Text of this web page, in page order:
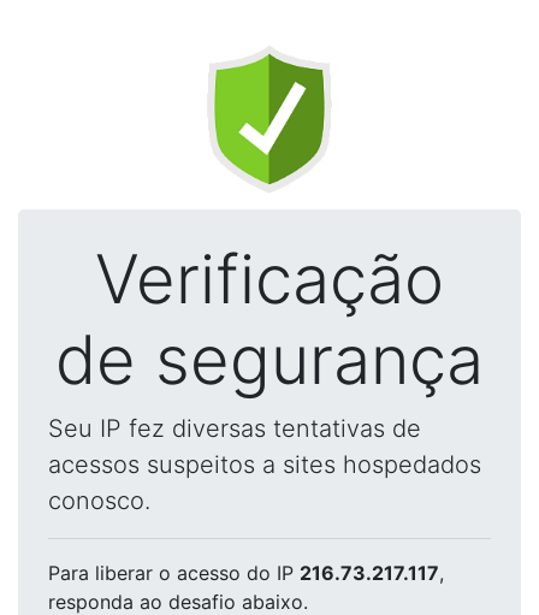
Verificação
de segurança
Seu IP fez diversas tentativas de
acessos suspeitos a sites hospedados
conosco.
Para liberar o acesso do IP 216.73.217.117,
responda ao desafio abaixo.